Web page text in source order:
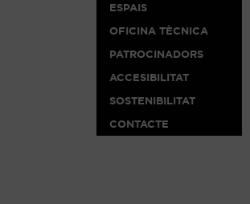
ESPAIS
OFICINA TÈCNICA
PATROCINADORS
ACCESIBILITAT
SOSTENIBILITAT
CONTACTE